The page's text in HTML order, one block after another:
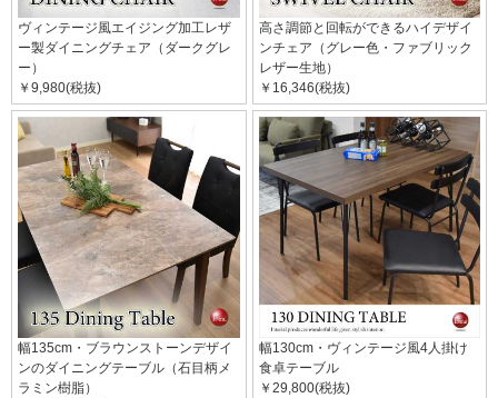
ヴィンテージ風エイジング加工レザ
ー製ダイニングチェア（ダークグレ
ー）
￥9,980(税抜)
高さ調節と回転ができるハイデザイ
ンチェア（グレー色・ファブリック
レザー生地）
￥16,346(税抜)
幅135cm・ブラウンストーンデザイ
ンのダイニングテーブル（石目柄メ
ラミン樹脂）
幅130cm・ヴィンテージ風4人掛け
食卓テーブル
￥29,800(税抜)